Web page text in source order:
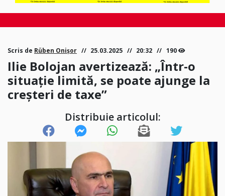
Scris de Rüben Onișor 25.03.2025 20:32 190
Ilie Bolojan avertizează: „Într-o
situație limită, se poate ajunge la
creșteri de taxe”
Distribuie articolul: